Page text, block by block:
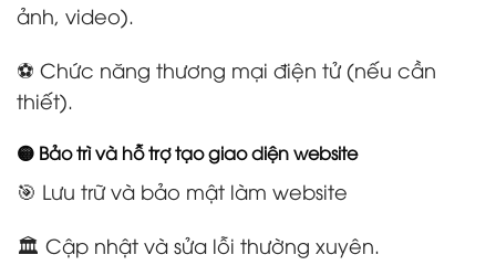
ảnh, video).
⚽ Chức năng thương mại điện tử (nếu cần
thiết).
🟡 Bảo trì và hỗ trợ tạo giao diện website
🎯 Lưu trữ và bảo mật làm website
🏛️ Cập nhật và sửa lỗi thường xuyên.